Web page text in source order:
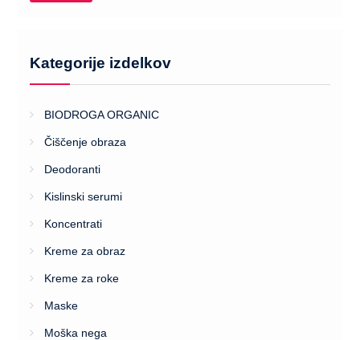
Kategorije izdelkov
BIODROGA ORGANIC
Čiščenje obraza
Deodoranti
Kislinski serumi
Koncentrati
Kreme za obraz
Kreme za roke
Maske
Moška nega